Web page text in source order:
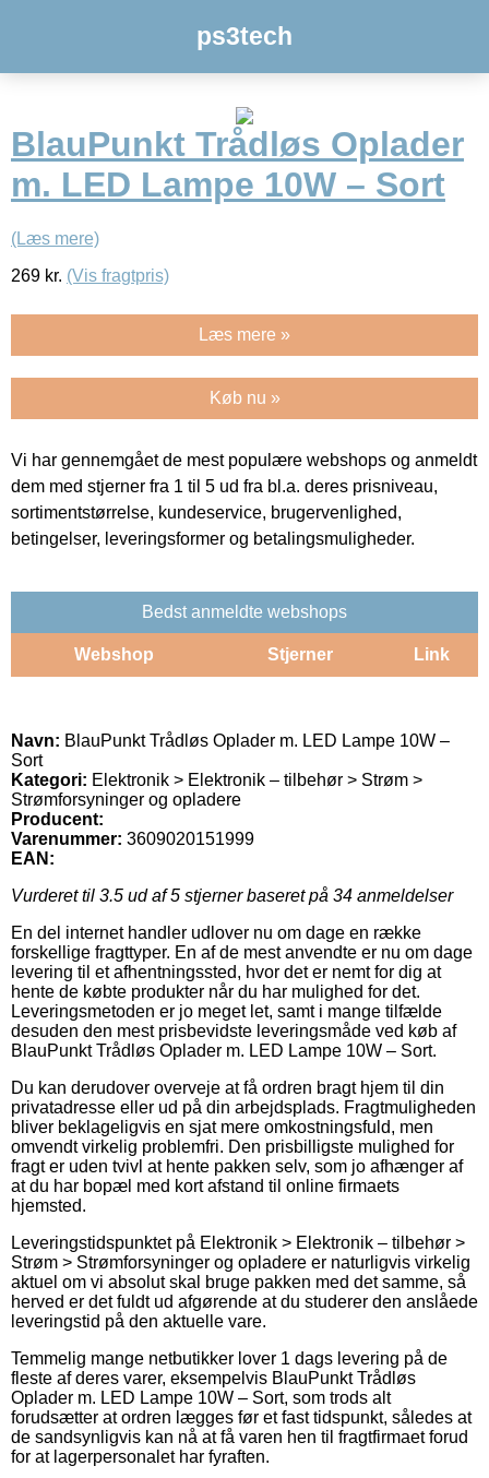
ps3tech
BlauPunkt Trådløs Oplader
m. LED Lampe 10W – Sort
(Læs mere)
269 kr. (Vis fragtpris)
Læs mere »
Køb nu »
Vi har gennemgået de mest populære webshops og anmeldt
dem med stjerner fra 1 til 5 ud fra bl.a. deres prisniveau,
sortimentstørrelse, kundeservice, brugervenlighed,
betingelser, leveringsformer og betalingsmuligheder.
Bedst anmeldte webshops
Webshop Stjerner Link
Navn: BlauPunkt Trådløs Oplader m. LED Lampe 10W –
Sort
Kategori: Elektronik > Elektronik – tilbehør > Strøm >
Strømforsyninger og opladere
Producent:
Varenummer: 3609020151999
EAN:
Vurderet til 3.5 ud af 5 stjerner baseret på 34 anmeldelser
En del internet handler udlover nu om dage en række
forskellige fragttyper. En af de mest anvendte er nu om dage
levering til et afhentningssted, hvor det er nemt for dig at
hente de købte produkter når du har mulighed for det.
Leveringsmetoden er jo meget let, samt i mange tilfælde
desuden den mest prisbevidste leveringsmåde ved køb af
BlauPunkt Trådløs Oplader m. LED Lampe 10W – Sort.
Du kan derudover overveje at få ordren bragt hjem til din
privatadresse eller ud på din arbejdsplads. Fragtmuligheden
bliver beklageligvis en sjat mere omkostningsfuld, men
omvendt virkelig problemfri. Den prisbilligste mulighed for
fragt er uden tvivl at hente pakken selv, som jo afhænger af
at du har bopæl med kort afstand til online firmaets
hjemsted.
Leveringstidspunktet på Elektronik > Elektronik – tilbehør >
Strøm > Strømforsyninger og opladere er naturligvis virkelig
aktuel om vi absolut skal bruge pakken med det samme, så
herved er det fuldt ud afgørende at du studerer den anslåede
leveringstid på den aktuelle vare.
Temmelig mange netbutikker lover 1 dags levering på de
fleste af deres varer, eksempelvis BlauPunkt Trådløs
Oplader m. LED Lampe 10W – Sort, som trods alt
forudsætter at ordren lægges før et fast tidspunkt, således at
de sandsynligvis kan nå at få varen hen til fragtfirmaet forud
for at lagerpersonalet har fyraften.